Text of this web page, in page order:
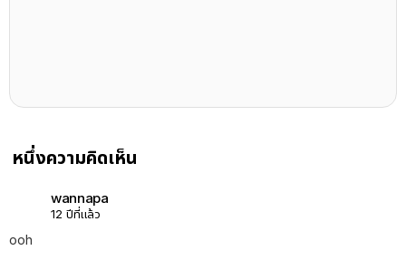
หนึ่งความคิดเห็น
wannapa
12 ปีที่แล้ว
ooh